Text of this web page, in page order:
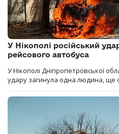
У Нікополі російський
рейсового автобуса
У Нікополі Дніпропетровської
удару загинула одна людина, ще